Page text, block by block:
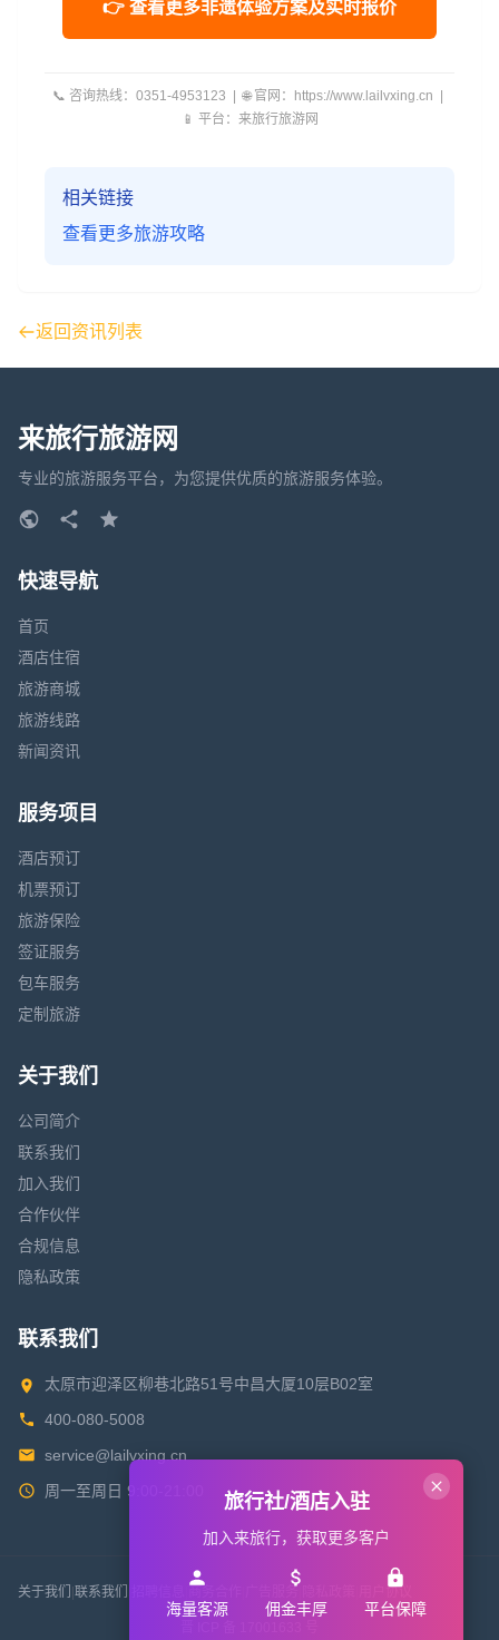
👉 查看更多非遗体验方案及实时报价
📞 咨询热线：0351-4953123 | 🌐 官网：https://www.lailvxing.cn |
📱 平台：来旅行旅游网
相关链接
查看更多旅游攻略
返回资讯列表
来旅行旅游网
专业的旅游服务平台，为您提供优质的旅游服务体验。
快速导航
首页
酒店住宿
旅游商城
旅游线路
新闻资讯
服务项目
酒店预订
机票预订
旅游保险
签证服务
包车服务
定制旅游
关于我们
公司简介
联系我们
加入我们
合作伙伴
合规信息
隐私政策
联系我们
太原市迎泽区柳巷北路51号中昌大厦10层B02室
400-080-5008
service@lailvxing.cn
周一至周日 9:00-21:00
关于我们 联系我们 用户协议
旅行社/酒店入驻
加入来旅行，获取更多客户
海量客源 佣金丰厚 平台保障